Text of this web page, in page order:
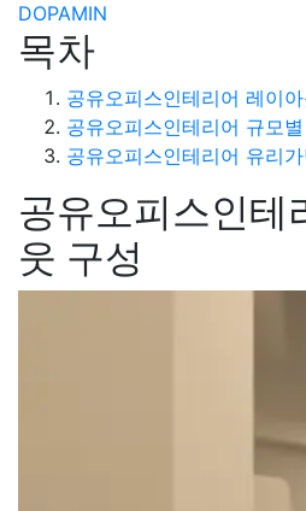
DOPAMIN
목차
공유오피스인테리어 레이
공유오피스인테리어 규모
공유오피스인테리어 유리
공유오피스인테
웃 구성